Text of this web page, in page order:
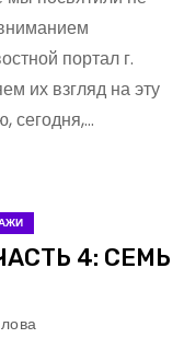
портал г.
их взгляд на эту
сегодня,…
4: СЕМЬ